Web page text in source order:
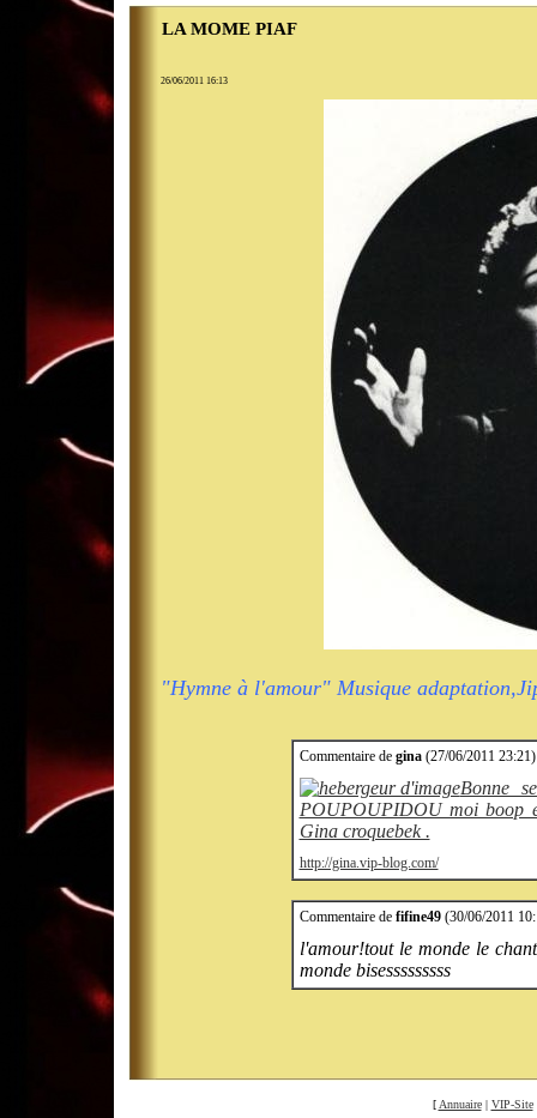
LA MOME PIAF
26/06/2011 16:13
"Hymne à l'amour" Musique
Commentaire de gina(27/06/2011
Bonne
POUPOUPIDOU moi boop
Gina croquebek .
http://gina.vip-blog.com/
Commentaire de fifine49(30/06/2011
l'amour!tout le monde le
monde bisesssssssss
[ Annuaire| VIP-Site